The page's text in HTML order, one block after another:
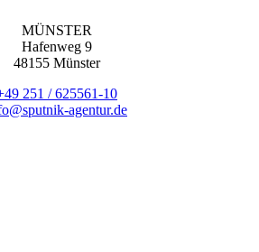
MÜNSTER
Hafenweg 9
48155 Münster
251 / 625561-10
agentur.de